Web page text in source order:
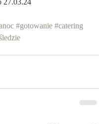
27.03.24
#gotowanie #catering